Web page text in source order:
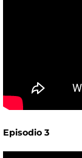
Episodio 3